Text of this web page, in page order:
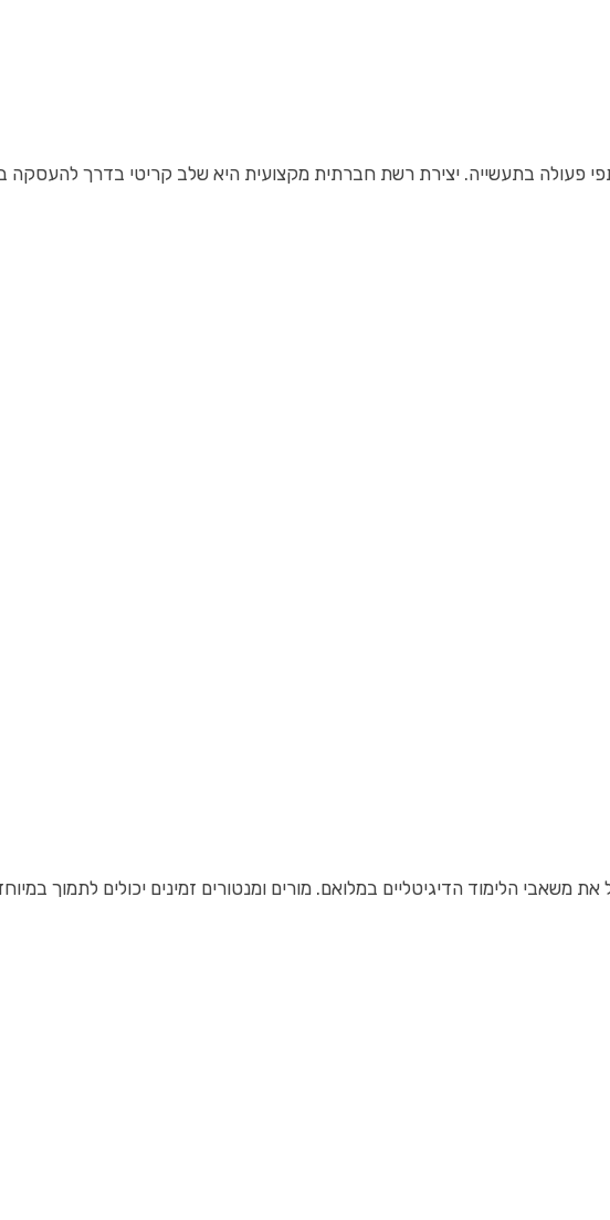
פעולה בתעשייה. יצירת רשת חברתית מקצועית היא שלב קריטי בדרך להעסקה
משאבי הלימוד הדיגיטליים במלואם. מורים ומנטורים זמינים יכולים לתמוך